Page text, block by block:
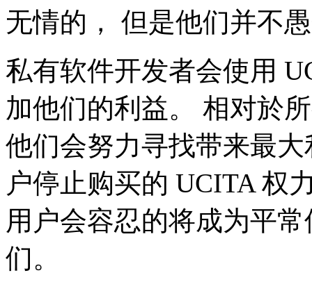
无情的， 但是他们并不
私有软件开发者会使用
加他们的利益。 相对於
他们会努力寻找带来最
户停止购买的 UCITA 权
用户会容忍的将成为平
们。